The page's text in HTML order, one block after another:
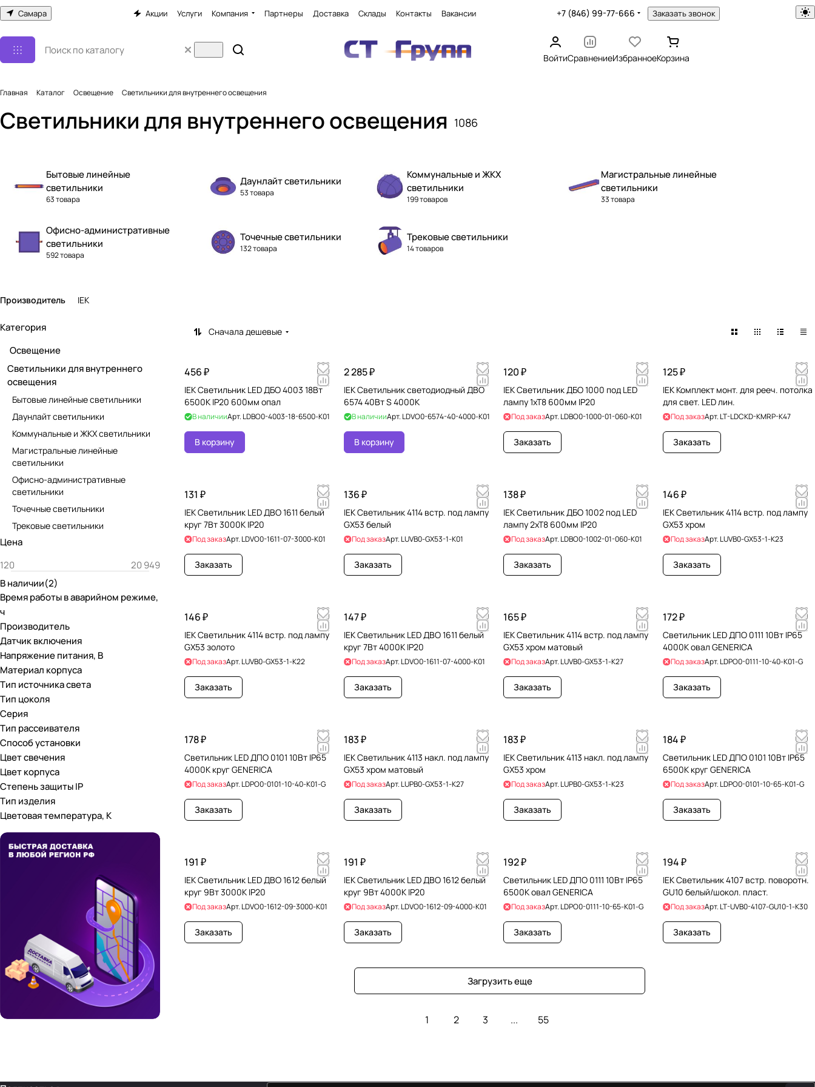
Самара Акции Услуги Компания Партнеры Доставка Склады Контакты Вакансии +7 (846) 99-77-666 Заказать звонок
ВойтиСравнениеИзбранноеКорзина
Главная Каталог Освещение Светильники для внутреннего освещения
Светильники для внутреннего освещения 1086
Бытовые линейные
светильники
63 товара
Даунлайт светильники
53 товара
Коммунальные и ЖКХ
светильники
199 товаров
Магистральные линейные
светильники
33 товара
Офисно-административные
светильники
592 товара
Точечные светильники
132 товара
Трековые светильники
14 товаров
Производитель IEK
Сначала дешевые
456 ₽
IEK Светильник LED ДБО 4003 18Вт
6500К IP20 600мм опал
В наличииАрт. LDBO0-4003-18-6500-K01
В корзину
2 285 ₽
IEK Светильник светодиодный ДВО
6574 40Вт S 4000К
В наличииАрт. LDVO0-6574-40-4000-K01
В корзину
120 ₽
IEK Светильник ДБО 1000 под LED
лампу 1хТ8 600мм IP20
Под заказАрт. LDBO0-1000-01-060-K01
Заказать
125 ₽
IEK Комплект монт. для рееч. потолка
для свет. LED лин.
Под заказАрт. LT-LDCKD-KMRP-K47
Заказать
131 ₽
IEK Светильник LED ДВО 1611 белый
круг 7Вт 3000К IP20
Под заказАрт. LDVO0-1611-07-3000-K01
Заказать
136 ₽
IEK Светильник 4114 встр. под лампу
GX53 белый
Под заказАрт. LUVB0-GX53-1-K01
Заказать
138 ₽
IEK Светильник ДБО 1002 под LED
лампу 2хТ8 600мм IP20
Под заказАрт. LDBO0-1002-01-060-K01
Заказать
146 ₽
IEK Светильник 4114 встр. под лампу
GX53 хром
Под заказАрт. LUVB0-GX53-1-K23
Заказать
146 ₽
IEK Светильник 4114 встр. под лампу
GX53 золото
Под заказАрт. LUVB0-GX53-1-K22
Заказать
147 ₽
IEK Светильник LED ДВО 1611 белый
круг 7Вт 4000К IP20
Под заказАрт. LDVO0-1611-07-4000-K01
Заказать
165 ₽
IEK Светильник 4114 встр. под лампу
GX53 хром матовый
Под заказАрт. LUVB0-GX53-1-K27
Заказать
172 ₽
Светильник LED ДПО 0111 10Вт IP65
4000К овал GENERICA
Под заказАрт. LDPO0-0111-10-40-K01-G
Заказать
178 ₽
Светильник LED ДПО 0101 10Вт IP65
4000К круг GENERICA
Под заказАрт. LDPO0-0101-10-40-K01-G
Заказать
183 ₽
IEK Светильник 4113 накл. под лампу
GX53 хром матовый
Под заказАрт. LUPB0-GX53-1-K27
Заказать
183 ₽
IEK Светильник 4113 накл. под лампу
GX53 хром
Под заказАрт. LUPB0-GX53-1-K23
Заказать
184 ₽
Светильник LED ДПО 0101 10Вт IP65
6500К круг GENERICA
Под заказАрт. LDPO0-0101-10-65-K01-G
Заказать
191 ₽
IEK Светильник LED ДВО 1612 белый
круг 9Вт 3000К IP20
Под заказАрт. LDVO0-1612-09-3000-K01
Заказать
191 ₽
IEK Светильник LED ДВО 1612 белый
круг 9Вт 4000К IP20
Под заказАрт. LDVO0-1612-09-4000-K01
Заказать
192 ₽
Светильник LED ДПО 0111 10Вт IP65
6500К овал GENERICA
Под заказАрт. LDPO0-0111-10-65-K01-G
Заказать
194 ₽
IEK Светильник 4107 встр. поворотн.
GU10 белый/шокол. пласт.
Под заказАрт. LT-UVB0-4107-GU10-1-K30
Заказать
Загрузить еще
1 2 3 ... 55
Категория
Освещение
Светильники для внутреннего
освещения
Бытовые линейные светильники
Даунлайт светильники
Коммунальные и ЖКХ светильники
Магистральные линейные
светильники
Офисно-административные
светильники
Точечные светильники
Трековые светильники
Цена
В наличии(2)
Время работы в аварийном режиме,
ч
Производитель
Датчик включения
Напряжение питания, В
Материал корпуса
Тип источника света
Тип цоколя
Серия
Тип рассеивателя
Способ установки
Цвет свечения
Цвет корпуса
Степень защиты IP
Тип изделия
Цветовая температура, К